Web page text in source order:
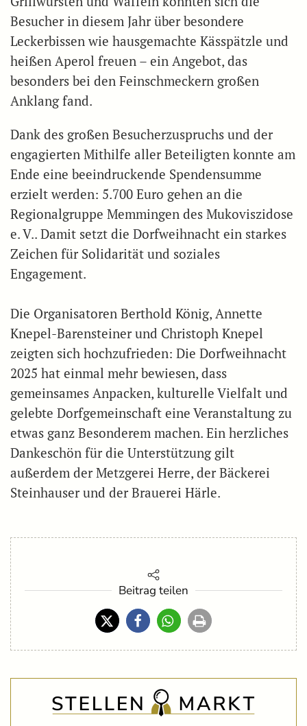
Besucher in diesem Jahr über besondere
Leckerbissen wie hausgemachte Kässpätzle und
heißen Aperol freuen – ein Angebot, das
besonders bei den Feinschmeckern großen
Anklang fand.
Dank des großen Besucherzuspruchs und der
engagierten Mithilfe aller Beteiligten konnte am
Ende eine beeindruckende Spendensumme
erzielt werden: 5.700 Euro gehen an die
Regionalgruppe Memmingen des Mukoviszidose
e. V.. Damit setzt die Dorfweihnacht ein starkes
Zeichen für Solidarität und soziales
Engagement.
Die Organisatoren Berthold König, Annette
Knepel-Barensteiner und Christoph Knepel
zeigten sich hochzufrieden: Die Dorfweihnacht
2025 hat einmal mehr bewiesen, dass
gemeinsames Anpacken, kulturelle Vielfalt und
gelebte Dorfgemeinschaft eine Veranstaltung zu
etwas ganz Besonderem machen. Ein herzliches
Dankeschön für die Unterstützung gilt
außerdem der Metzgerei Herre, der Bäckerei
Steinhauser und der Brauerei Härle.
Beitrag teilen